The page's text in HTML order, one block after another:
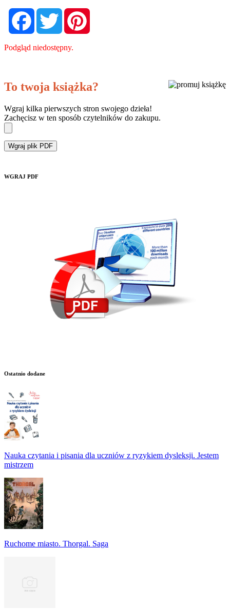
FacebookTwitter
Podgląd niedostępny.
To twoja książka?
Wgraj kilka pierwszych stron swojego dzieła!
Zachęcisz w ten sposób czytelników do zakupu.
Wgraj plik PDF
WGRAJ PDF
Ostatnio dodane
Nauka czytania i pisania dla uczniów z ryzykiem dysleksji. Jestem
mistrzem
Ruchome miasto. Thorgal. Saga